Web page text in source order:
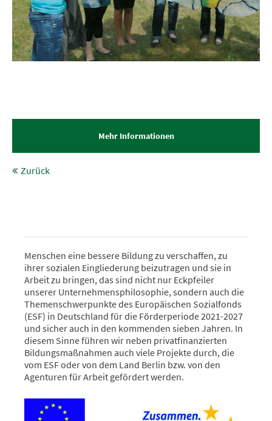
Mehr Informationen
Zurück
Menschen eine bessere Bildung zu verschaffen, zu
ihrer sozialen Eingliederung beizutragen und sie in
Arbeit zu bringen, das sind nicht nur Eckpfeiler
unserer Unternehmensphilosophie, sondern auch die
Themenschwerpunkte des Europäischen Sozialfonds
(ESF) in Deutschland für die Förderperiode 2021-2027
und sicher auch in den kommenden sieben Jahren. In
diesem Sinne führen wir neben privatfinanzierten
Bildungsmaßnahmen auch viele Projekte durch, die
vom ESF oder von dem Land Berlin bzw. von den
Agenturen für Arbeit gefördert werden.